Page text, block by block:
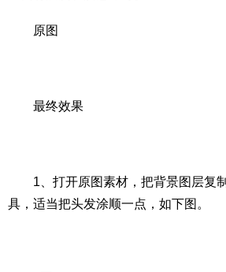
原图
最终效果
1、打开原图素材，把背景图层复
具，适当把头发涂顺一点，如下图。